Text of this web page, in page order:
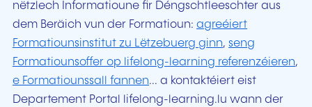
nëtzlech Informatioune fir Déngschtleeschter aus
dem Beräich vun der Formatioun: agreéiert
Formatiounsinstitut zu Lëtzebuerg ginn, seng
Formatiounsoffer op lifelong-learning referenzéieren,
e Formatiounssall fannen... a kontaktéiert eist
Departement Portal lifelong-learning.lu wann der